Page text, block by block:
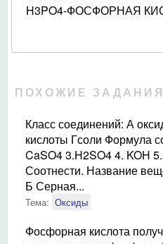
H3PO4-ФОСФОРНАЯ
ПОХОЖИЕ
Класс соединений: А
кислоты Гсоли Формула
CaSO4 3.H2SO4 4. KOH
Соотнести. Название
Б Серная...
Тема: Оксиды
Фосфорная кислота